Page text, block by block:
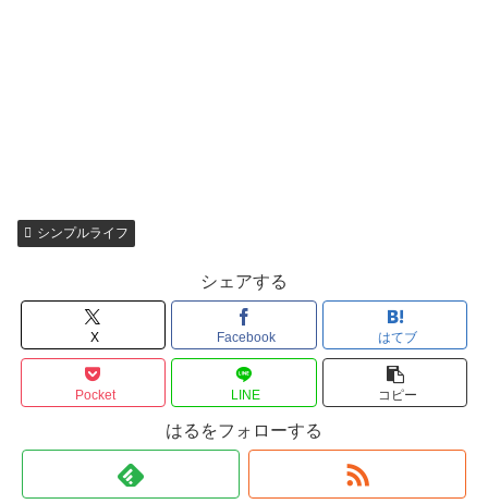
シンプルライフ
シェアする
X Facebook はてブ
Pocket LINE コピー
はるをフォローする